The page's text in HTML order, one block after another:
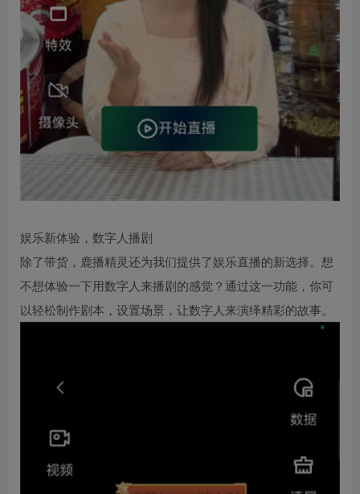
娱乐新体验，数字人播剧
除了带货，鹿播精灵还为我们提供了娱乐直播的新选择。想
不想体验一下用数字人来播剧的感觉？通过这一功能，你可
以轻松制作剧本，设置场景，让数字人来演绎精彩的故事。